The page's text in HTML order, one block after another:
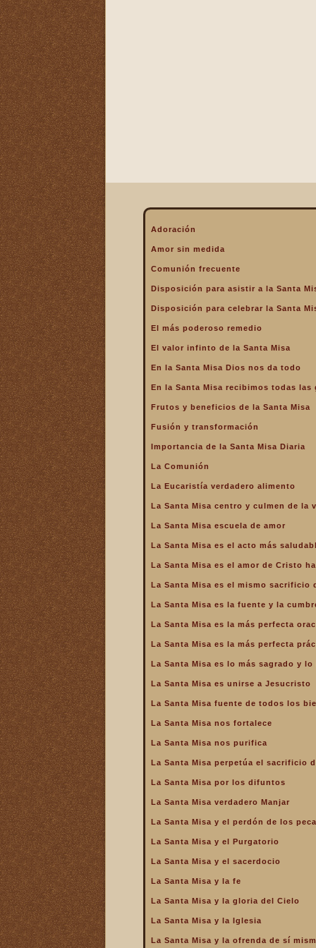
Encarnación
La Eucaristía y la Pasión
La Santa Misa a la hora de
La Santa Misa alcanza el
mayor mérito
La Santa Misa aumenta la
gloria a todos los santos
culmen de la vida cristiana
La Santa Misa centro y raíz
más saludable
La Santa Misa es el amor
compendio de todo lo
bueno que hay en la Iglesia
La Santa Misa es el mismo
y la cumbre de toda la vida
perfecta oración
La Santa Misa es la más
caridad
La Santa Misa es lo más
sagrado y lo más grande
La Santa Misa es medicina
La Santa Misa es unirse a
La Santa Misa escuela de
todos los bienes
La Santa Misa le da la
a cargar nuestra cruz
Adoración
Amor sin medida
Comunión frecuente
Disposición para asistir a la Santa
Disposición para celebrar la Santa
El más poderoso remedio
El valor infinto de la Santa Misa
En la Santa Misa Dios nos da todo
En la Santa Misa recibimos todas las
Frutos y beneficios de la Santa Misa
Fusión y transformación
Importancia de la Santa Misa Diaria
La Comunión
La Eucaristía verdadero alimento
La Santa Misa centro y culmen de la
La Santa Misa escuela de amor
La Santa Misa es el acto más
La Santa Misa es el amor de Cristo
La Santa Misa es el mismo sacrificio
La Santa Misa es la fuente y la
La Santa Misa es la más perfecta
La Santa Misa es la más perfecta
La Santa Misa es lo más sagrado y lo
La Santa Misa es unirse a Jesucristo
La Santa Misa fuente de todos los
La Santa Misa nos fortalece
La Santa Misa nos purifica
La Santa Misa perpetúa el sacrificio
La Santa Misa por los difuntos
La Santa Misa verdadero Manjar
La Santa Misa y el perdón de los
La Santa Misa y el Purgatorio
La Santa Misa y el sacerdocio
La Santa Misa y la fe
La Santa Misa y la gloria del Cielo
La Santa Misa y la Iglesia
La Santa Misa y la ofrenda de sí